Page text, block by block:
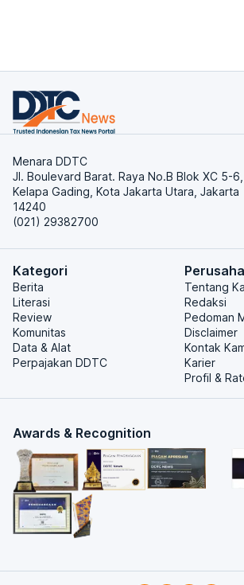
Menara DDTC
Jl. Boulevard Barat. Raya No.B Blok XC 5-6,
Kelapa Gading, Kota Jakarta Utara, Jakarta
14240
(021) 29382700
Kategori
Berita
Literasi
Review
Komunitas
Data & Alat
Perpajakan DDTC
Tentang
Redaksi
Pedoman
Disclaimer
Kontak
Karier
Profil &
Awards & Recognition